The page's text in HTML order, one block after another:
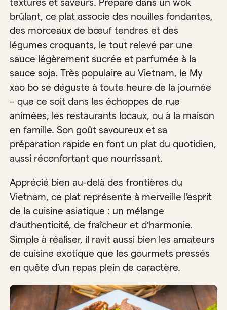
textures et saveurs. Préparé dans un wok
brûlant, ce plat associe des nouilles fondantes,
des morceaux de bœuf tendres et des
légumes croquants, le tout relevé par une
sauce légèrement sucrée et parfumée à la
sauce soja. Très populaire au Vietnam, le My
xao bo se déguste à toute heure de la journée
– que ce soit dans les échoppes de rue
animées, les restaurants locaux, ou à la maison
en famille. Son goût savoureux et sa
préparation rapide en font un plat du quotidien,
aussi réconfortant que nourrissant.
Apprécié bien au-delà des frontières du
Vietnam, ce plat représente à merveille l’esprit
de la cuisine asiatique : un mélange
d’authenticité, de fraîcheur et d’harmonie.
Simple à réaliser, il ravit aussi bien les amateurs
de cuisine exotique que les gourmets pressés
en quête d’un repas plein de caractère.